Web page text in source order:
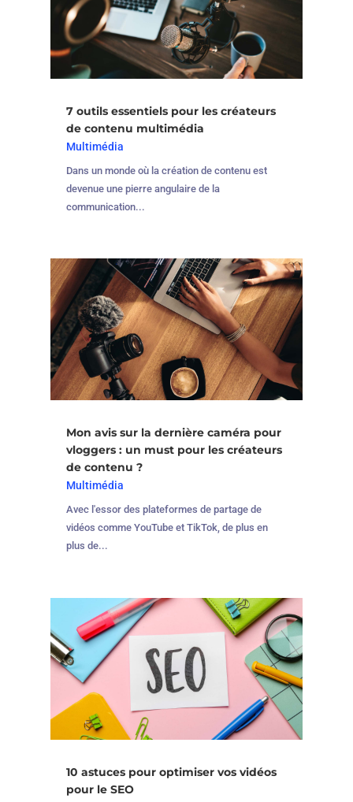
7 outils essentiels pour les créateurs
de contenu multimédia
Multimédia
Dans un monde où la création de contenu est
devenue une pierre angulaire de la
communication...
Mon avis sur la dernière caméra pour
vloggers : un must pour les créateurs
de contenu ?
Multimédia
Avec l'essor des plateformes de partage de
vidéos comme YouTube et TikTok, de plus en
plus de...
10 astuces pour optimiser vos vidéos
pour le SEO